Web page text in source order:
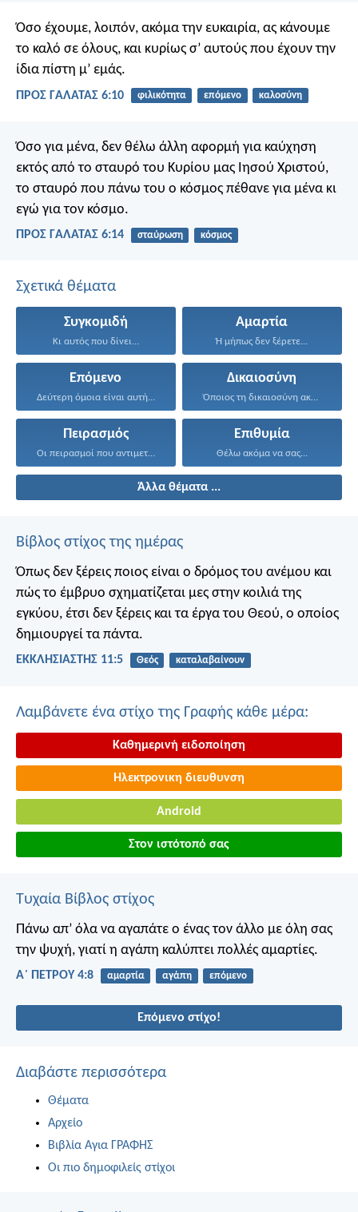
Όσο έχουμε, λοιπόν, ακόμα την ευκαιρία, ας κάνουμε
το καλό σε όλους, και κυρίως σ’ αυτούς που έχουν την
ίδια πίστη μ’ εμάς.
ΠΡΟΣ ΓΑΛΑΤΑΣ 6:10 φιλικότητα επόμενο καλοσύνη
Όσο για μένα, δεν θέλω άλλη αφορμή για καύχηση
εκτός από το σταυρό του Κυρίου μας Ιησού Χριστού,
το σταυρό που πάνω του ο κόσμος πέθανε για μένα κι
εγώ για τον κόσμο.
ΠΡΟΣ ΓΑΛΑΤΑΣ 6:14 σταύρωση κόσμος
Σχετικά θέματα
Συγκομιδή
Κι αυτός που δίνει...
Αμαρτία
Ή μήπως δεν ξέρετε...
Επόμενο
Δεύτερη όμοια είναι αυτή...
Δικαιοσύνη
Όποιος τη δικαιοσύνη ακολουθεί...
Πειρασμός
Οι πειρασμοί που αντιμετωπίσατε...
Επιθυμία
Θέλω ακόμα να σας...
Άλλα θέματα ...
Βίβλος στίχος της ημέρας
Όπως δεν ξέρεις ποιος είναι ο δρόμος του ανέμου και
πώς το έμβρυο σχηματίζεται μες στην κοιλιά της
εγκύου, έτσι δεν ξέρεις και τα έργα του Θεού, ο οποίος
δημιουργεί τα πάντα.
ΕΚΚΛΗΣΙΑΣΤΗΣ 11:5 Θεός καταλαβαίνουν
Λαμβάνετε ένα στίχο της Γραφής κάθε μέρα:
Καθημερινή ειδοποίηση
Ηλεκτρονικη διευθυνση
Android
Στον ιστότοπό σας
Τυχαία Βίβλος στίχος
Πάνω απ’ όλα να αγαπάτε ο ένας τον άλλο με όλη σας
την ψυχή, γιατί η αγάπη καλύπτει πολλές αμαρτίες.
Α΄ ΠΕΤΡΟΥ 4:8 αμαρτία αγάπη επόμενο
Επόμενο στίχο!
Διαβάστε περισσότερα
Θέματα
Αρχείο
Βιβλία Αγια ΓΡΑΦΗΣ
Οι πιο δημοφιλείς στίχοι